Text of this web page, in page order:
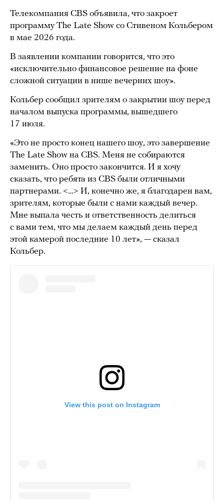
Телекомпания CBS объявила, что закроет
программу The Late Show со Стивеном Кольбером
в мае 2026 года.
В заявлении компании говорится, что это
«исключительно финансовое решение на фоне
сложной ситуации в нише вечерних шоу».
Кольбер сообщил зрителям о закрытии шоу перед
началом выпуска программы, вышедшего
17 июля.
«Это не просто конец нашего шоу, это завершение
The Late Show на CBS. Меня не собираются
заменить. Оно просто закончится. И я хочу
сказать, что ребята из CBS были отличными
партнерами. <…> И, конечно же, я благодарен вам,
зрителям, которые были с нами каждый вечер.
Мне выпала честь и ответственность делиться
с вами тем, что мы делаем каждый день перед
этой камерой последние 10 лет», — сказал
Кольбер.